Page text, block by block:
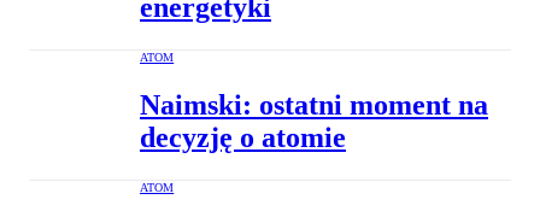
energetyki
ATOM
Naimski: ostatni moment na
decyzję o atomie
ATOM